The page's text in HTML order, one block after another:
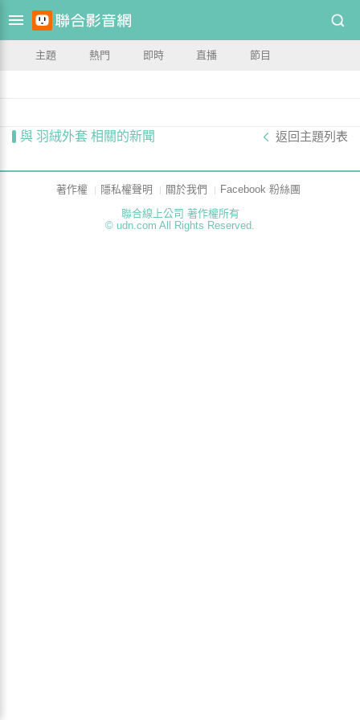
主題 熱門 即時 直播 節目
與 羽絨外套 相關的新聞 返回主題列表
著作權 隱私權聲明 關於我們
Facebook 粉絲團
聯合線上公司 著作權所有
© udn.com All Rights Reserved.